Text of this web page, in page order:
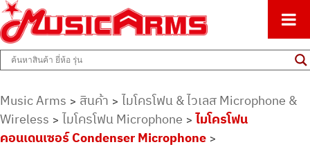
Music Arms
ศูนย์รวมครื่องดนตรีทุกชนิด ตั้งแต่เริ่มต้นถึงมืออาชีพ
Music Arms > สินค้า > ไมโครโฟน & ไวเลส Microphone &
Wireless > ไมโครโฟน Microphone > ไมโครโฟน
คอนเดนเซอร์ Condenser Microphone >